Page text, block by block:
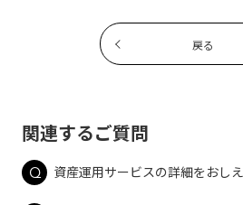
戻る
関連するご質問
資産運用サービスの詳細をおし